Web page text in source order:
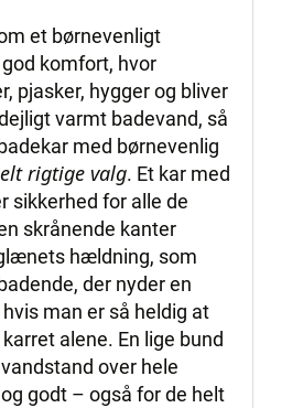
et børnevenligt
komfort, hvor
pjasker, hygger og bliver
varmt badevand, så
med børnevenlig
rigtige valg. Et kar med
sikkerhed for alle de
skrånende kanter
hældning, som
der nyder en
man er så heldig at
alene. En lige bund
over hele
godt – også for de helt